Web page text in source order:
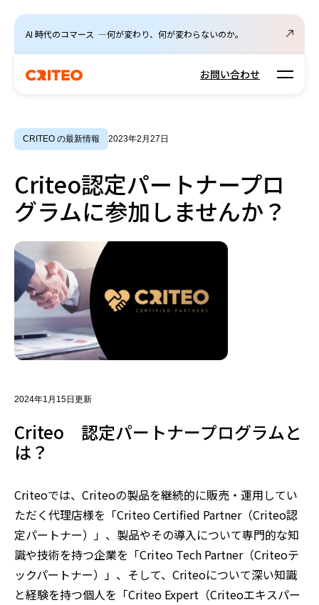
AI 時代のコマース ―何が変わり、何が変わらないのか。
お問い合わせ Open
CRITEO の最新情報 2023年2月27日
Criteo認定パートナープロ
グラムに参加しませんか？
2024年1月15日更新
Criteo 認定パートナープログラムと
は？
Criteoでは、Criteoの製品を継続的に販売・運用してい
ただく代理店様を「Criteo Certified Partner（Criteo認
定パートナー）」、製品やその導入について専門的な知
識や技術を持つ企業を「Criteo Tech Partner（Criteoテ
ックパートナー）」、そして、Criteoについて深い知識
と経験を持つ個人を「Criteo Expert（Criteoエキスパー